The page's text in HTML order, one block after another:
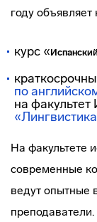
году объявляет
курс «
по
на
На факультете
современные
ведут опытные
преподаватели.